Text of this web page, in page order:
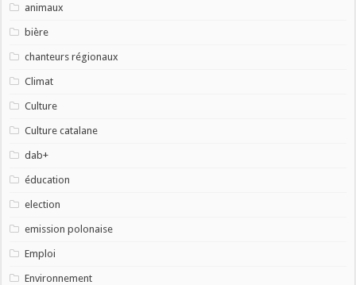
animaux
bière
chanteurs régionaux
Climat
Culture
Culture catalane
dab+
éducation
election
emission polonaise
Emploi
Environnement